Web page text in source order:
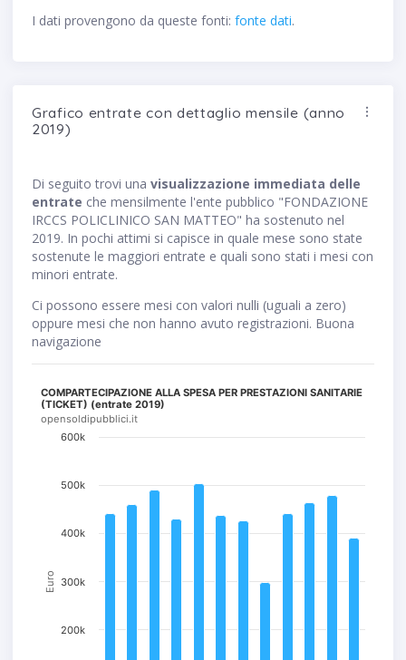
I dati provengono da queste fonti: fonte dati.
Grafico entrate con dettaglio mensile (anno
2019)
Di seguito trovi una visualizzazione immediata delle
entrate che mensilmente l'ente pubblico "FONDAZIONE
IRCCS POLICLINICO SAN MATTEO" ha sostenuto nel
2019. In pochi attimi si capisce in quale mese sono state
sostenute le maggiori entrate e quali sono stati i mesi con
minori entrate.
Ci possono essere mesi con valori nulli (uguali a zero)
oppure mesi che non hanno avuto registrazioni. Buona
navigazione
Euro
COMPARTECIPAZIONE ALLA SPESA PER PRESTAZIONI SANITARIE
(TICKET) (entrate 2019)
opensoldipubblici.it
200k
300k
400k
500k
600k